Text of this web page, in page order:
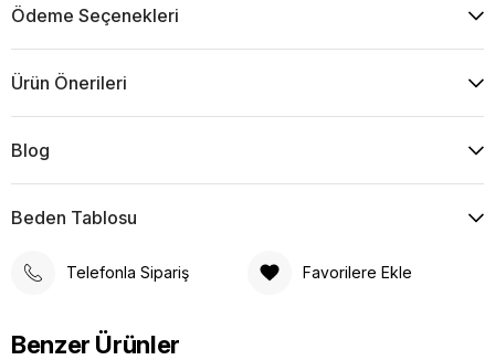
Ödeme Seçenekleri
Ürün Önerileri
Blog
Beden Tablosu
Telefonla Sipariş Favorilere Ekle
Benzer Ürünler